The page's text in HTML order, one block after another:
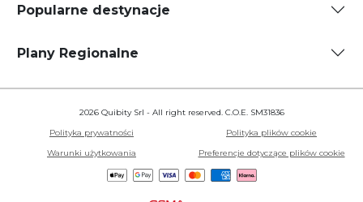
Popularne destynacje
Plany Regionalne
2026 Quibity Srl - All right reserved. C.O.E. SM31836
Polityka prywatności
Polityka plików cookie
Warunki użytkowania
Preferencje dotyczące plików cookie